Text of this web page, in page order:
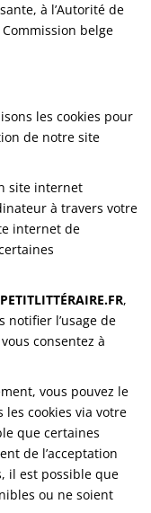
à l’Autorité de
belge
les cookies pour
de notre site
site internet
à travers votre
internet de
,
notifier l’usage de
consentez à
vous pouvez le
cookies via votre
que certaines
de l’acceptation
il est possible que
ou ne soient